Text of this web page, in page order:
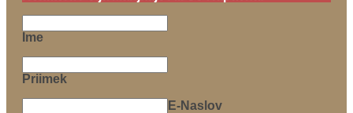
Ime
Priimek
E-Naslov